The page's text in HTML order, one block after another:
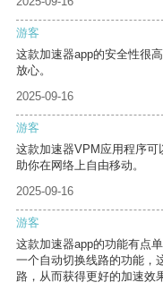
游客
这款加速器app的安全性很
放心。
2025-09-16
游客
这款加速器VPM应用程序
助你在网络上自由移动。
2025-09-16
游客
这款加速器app的功能有点
一个自动切换线路的功能，
路，从而获得更好的加速效